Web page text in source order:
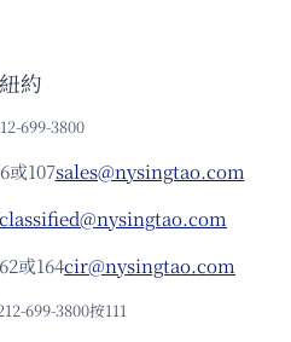
紐約
699-3800
或107sales@nysingtao.com
classified@nysingtao.com
或164cir@nysingtao.com
699-3800按111